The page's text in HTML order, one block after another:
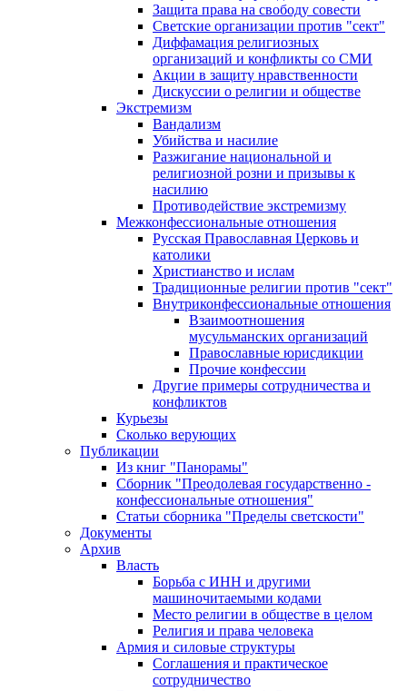
Защита права на свободу совести
Светские организации против "сект"
Диффамация религиозных
организаций и конфликты со СМИ
Акции в защиту нравственности
Дискуссии о религии и обществе
Экстремизм
Вандализм
Убийства и насилие
Разжигание национальной и
религиозной розни и призывы к
насилию
Противодействие экстремизму
Межконфессиональные отношения
Русская Православная Церковь и
католики
Христианство и ислам
Традиционные религии против "сект"
Внутриконфессиональные отношения
Взаимоотношения
мусульманских организаций
Православные юрисдикции
Прочие конфессии
Другие примеры сотрудничества и
конфликтов
Курьезы
Сколько верующих
Публикации
Из книг "Панорамы"
Сборник "Преодолевая государственно -
конфессиональные отношения"
Статьи сборника "Пределы светскости"
Документы
Архив
Власть
Борьба с ИНН и другими
машиночитаемыми кодами
Место религии в обществе в целом
Религия и права человека
Армия и силовые структуры
Соглашения и практическое
сотрудничество